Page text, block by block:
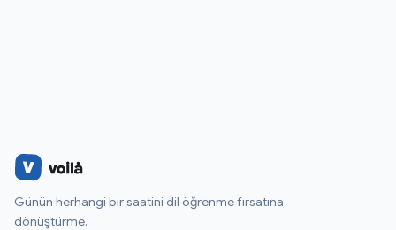
Günün herhangi bir saatini dil öğrenme fırsatına
dönüştürme.